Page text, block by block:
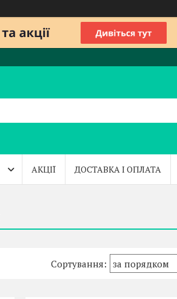
АКЦІЇ ДОСТАВКА І ОПЛАТА